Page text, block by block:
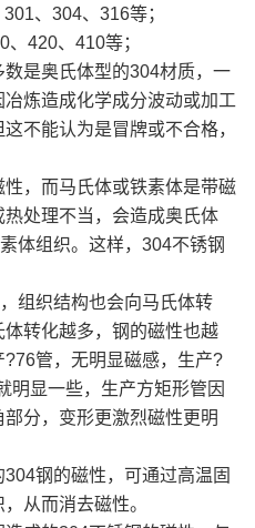
、304、316等；
420、410等；
是奥氏体型的304材质，一
炼造成化学成分波动或加工
不能认为是冒牌或不合格，
性，而马氏体或铁素体是带磁
处理不当，会造成奥氏体
体组织。这样，304不锈钢
组织结构也会向马氏体转
转化越多，钢的磁性也越
管，无明显磁感，生产?
明显一些，生产方矩形管因
分，变形更激烈磁性更明
钢的磁性，可通过高温固
从而消去磁性。